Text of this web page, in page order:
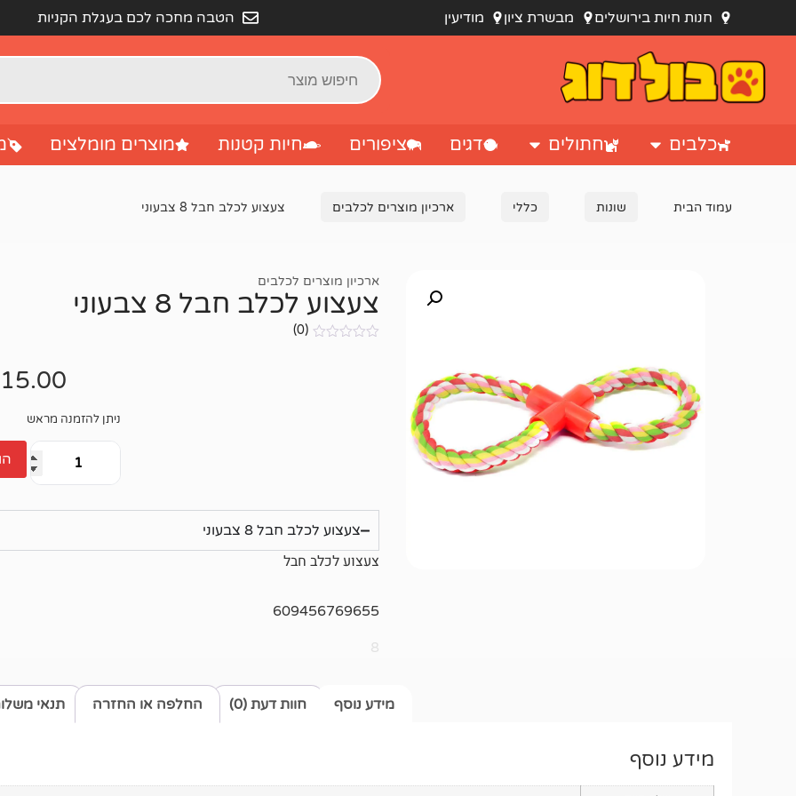
חנות חיות בירושלים מבשרת ציון מודיעין הטבה מחכה לכם בעגלת הקניות
כלבים חתולים דגים ציפורים חיות קטנות מוצרים מומלצים
עמוד הבית שונות כללי ארכיון מוצרים לכלבים צעצוע לכלב חבל 8 צבעוני
ארכיון מוצרים לכלבים
צעצוע לכלב חבל 8 צבעוני
(0)
15.00
ניתן להזמנה מראש
צעצוע לכלב חבל 8 צבעוני
צעצוע לכלב חבל
609456769655
8
מידע נוסף תנאי חוות דעת (0) החלפה או החזרה
מידע נוסף